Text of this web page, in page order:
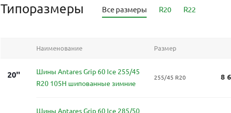
Типоразмеры Все размеры R20 R22
Наименование Размер
20''
Шины Antares Grip 60 Ice 255/45
R20 105H шипованные зимние
255/45 R20 8
Шины Antares Grip 60 Ice 285/50